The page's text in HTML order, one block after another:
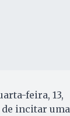
feira, 13,
incitar uma